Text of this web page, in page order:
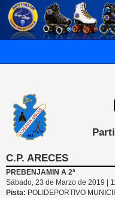
C.P. ARECES
PREBENJAMIN A 2ª
Sábado, 23 de Marzo de 2019 |
Pista: POLIDEPORTIVO